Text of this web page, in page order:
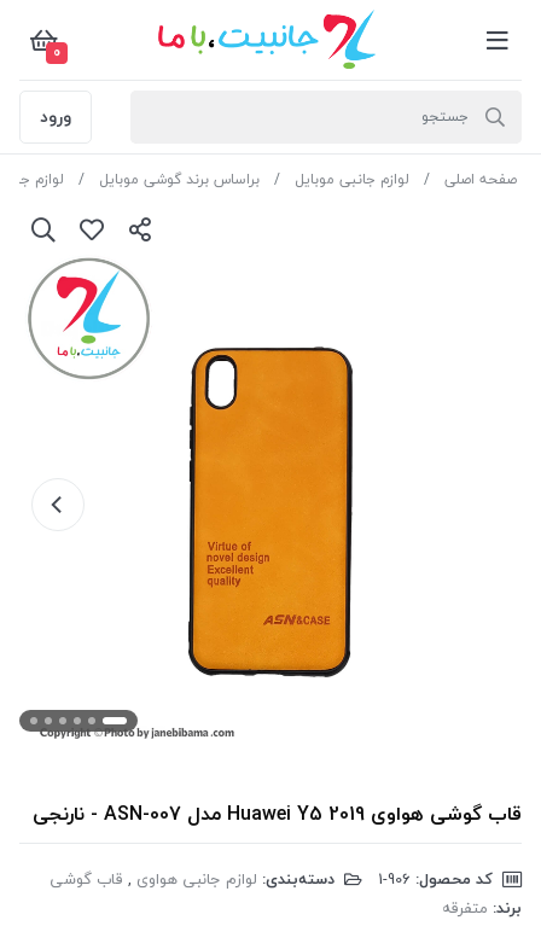
0
ورود
صفحه اصلی لوازم جانبی موبایل براساس برند گوشی موبایل لوازم
قاب گوشی هواوی Huawei Y5 2019 مدل ASN-007 - نارنجی
کد محصول: دسته‌بندی: لوازم جانبی هواوی , قاب گوشی
برند: متفرقه